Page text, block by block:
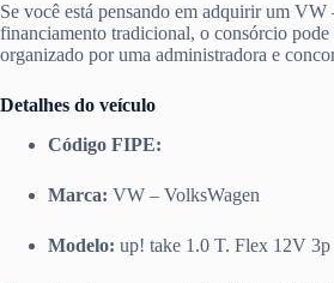
Se você está pensando em adquirir um
financiamento tradicional, o consórcio
organizado por uma administradora e
Detalhes do veículo
Código FIPE:
Marca: VW – VolksWagen
Modelo: up! take 1.0 T. Flex 12V 3p